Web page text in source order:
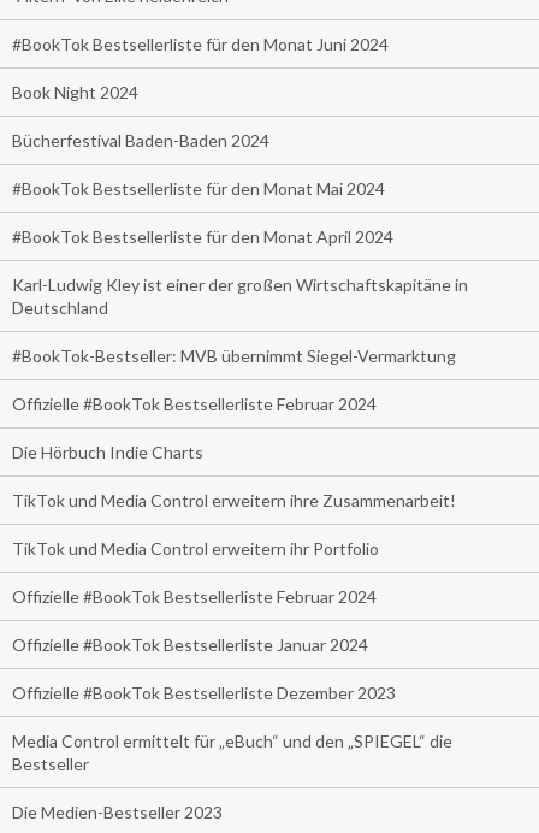
#BookTok Bestsellerliste für den Monat Juni 2024
Book Night 2024
Bücherfestival Baden-Baden 2024
#BookTok Bestsellerliste für den Monat Mai 2024
#BookTok Bestsellerliste für den Monat April 2024
Karl-Ludwig Kley ist einer der großen Wirtschaftskapitäne in
Deutschland
#BookTok-Bestseller: MVB übernimmt Siegel-Vermarktung
Offizielle #BookTok Bestsellerliste Februar 2024
Die Hörbuch Indie Charts
TikTok und Media Control erweitern ihre Zusammenarbeit!
TikTok und Media Control erweitern ihr Portfolio
Offizielle #BookTok Bestsellerliste Februar 2024
Offizielle #BookTok Bestsellerliste Januar 2024
Offizielle #BookTok Bestsellerliste Dezember 2023
Media Control ermittelt für „eBuch“ und den „SPIEGEL“ die
Bestseller
Die Medien-Bestseller 2023